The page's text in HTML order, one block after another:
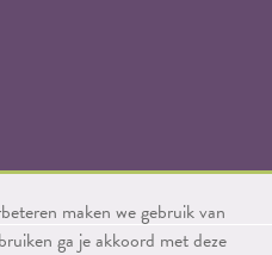
maken we gebruik van
ga je akkoord met deze